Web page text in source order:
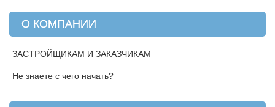
О КОМПАНИИ
ЗАСТРОЙЩИКАМ И ЗАКАЗЧИКАМ
Не знаете с чего начать?